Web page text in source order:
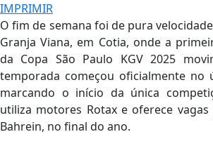
IMPRIMIR
O fim de semana foi de pura
Granja Viana, em Cotia, onde a
da Copa São Paulo KGV 2025
temporada começou oficialmente no
marcando o início da única
utiliza motores Rotax e oferece
Bahrein, no final do ano.